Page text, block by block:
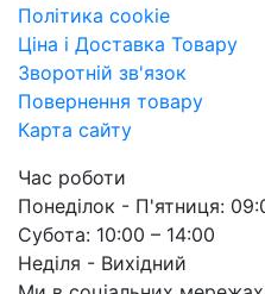
Політика cookie
Ціна і Доставка Товару
Зворотній зв'язок
Повернення товару
Карта сайту
Час роботи
Понеділок - П'ятниця:
Субота: 10:00 – 14:00
Неділя - Вихідний